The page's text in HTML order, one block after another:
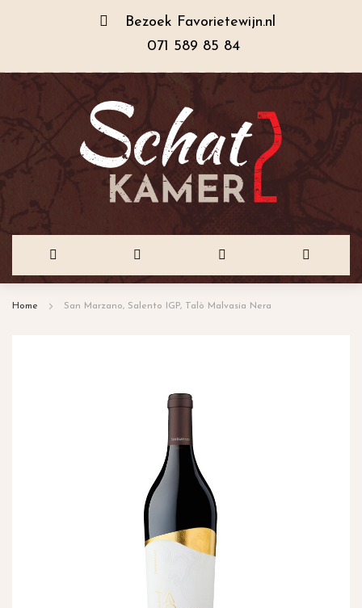
Bezoek Favorietewijn.nl
071 589 85 84
Home San Marzano, Salento IGP, Talò Malvasia Nera